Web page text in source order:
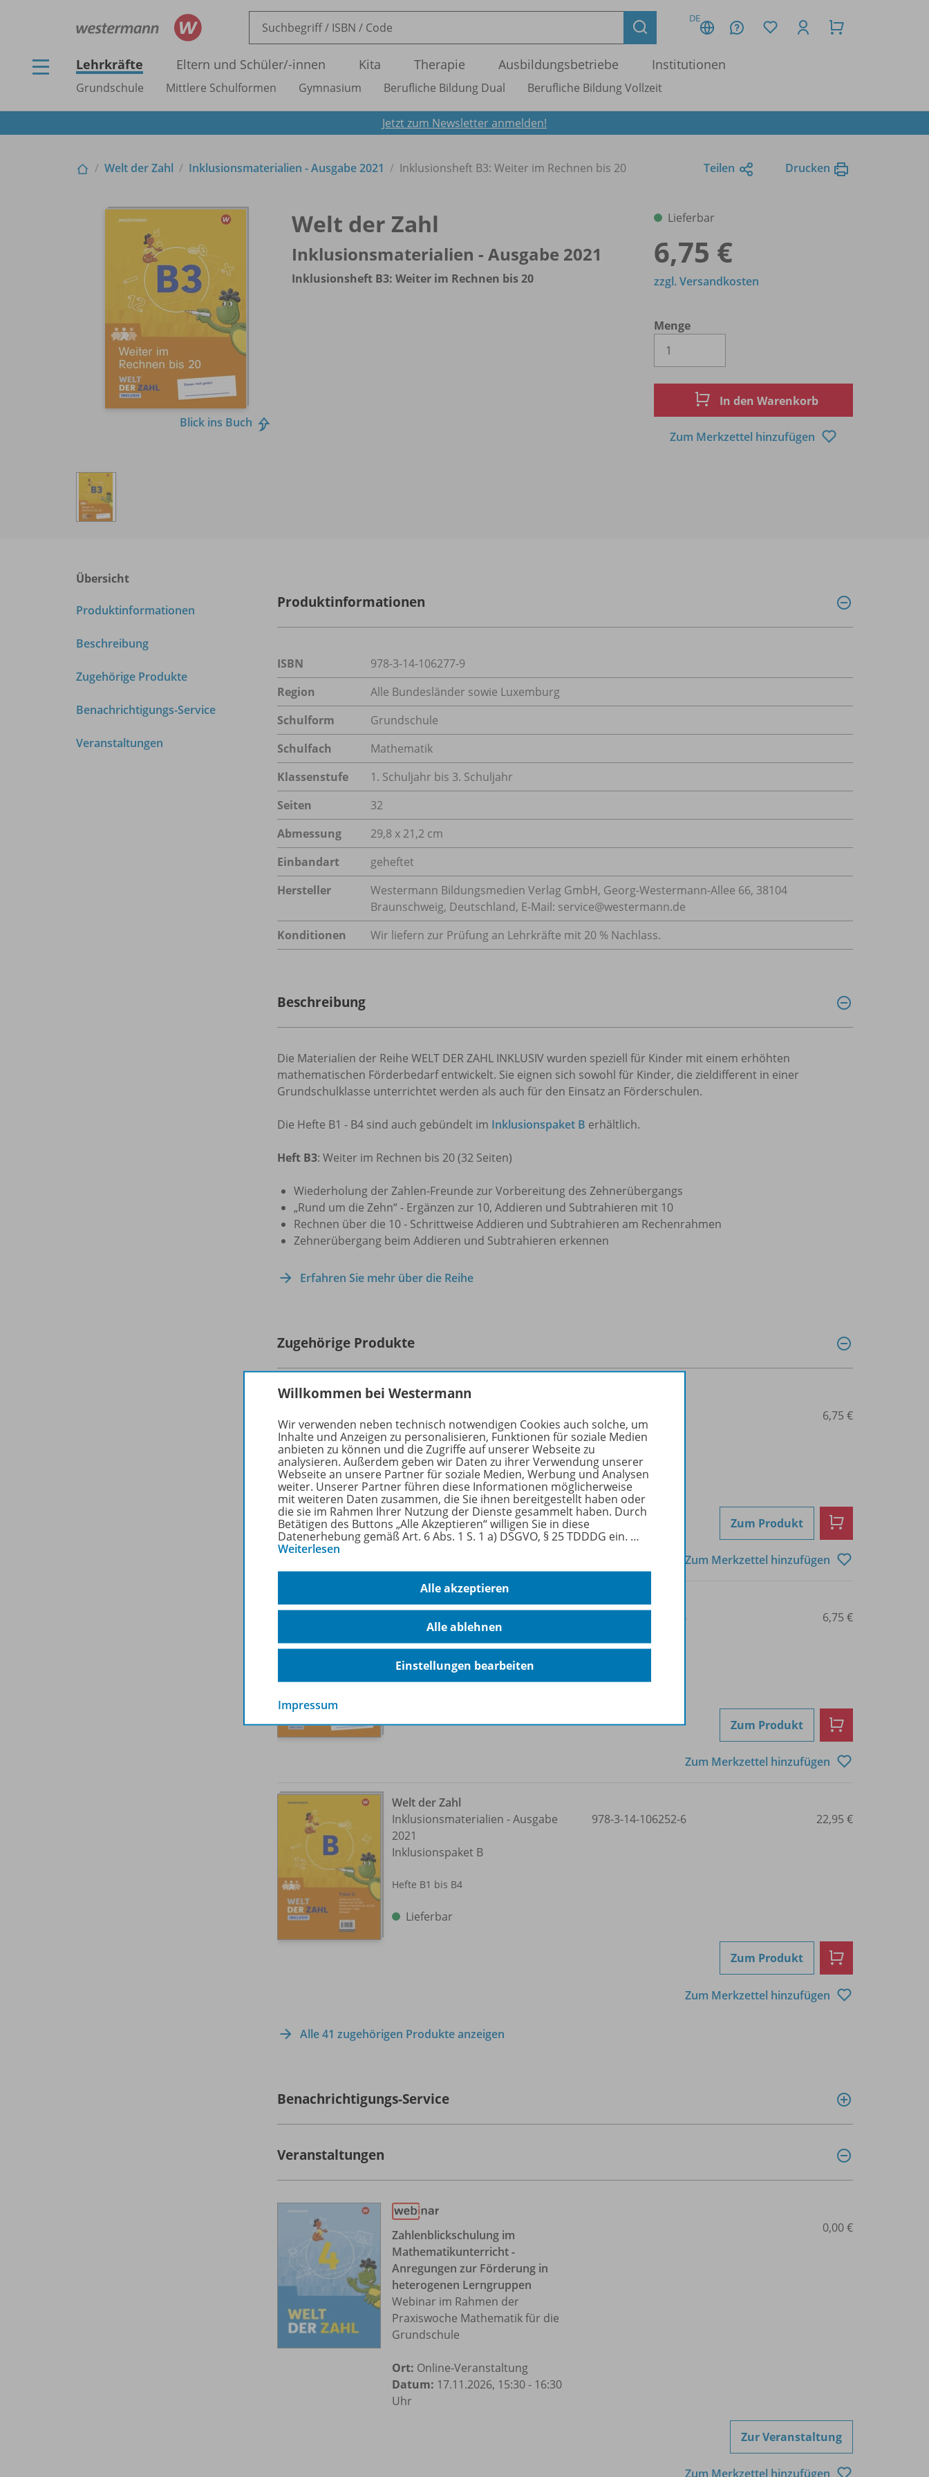
DE
Lehrkräfte Eltern und Schüler/-innen Kita Therapie Ausbildungsbetriebe Institutionen
Grundschule Mittlere Schulformen Gymnasium Berufliche Bildung Dual Berufliche Bildung Vollzeit
Jetzt zum Newsletter anmelden!
Welt der Zahl Inklusionsmaterialien - Ausgabe 2021 Inklusionsheft B3: Weiter im Rechnen bis 20 Teilen Drucken
Blick ins Buch
Welt der Zahl
Inklusionsmaterialien - Ausgabe 2021
Inklusionsheft B3: Weiter im Rechnen bis 20
Lieferbar
6,75 €
Menge
zzgl. Versandkosten
In den Warenkorb
Zum Merkzettel hinzufügen
Übersicht
Produktinformationen
Beschreibung
Zugehörige Produkte
Benachrichtigungs-Service
Veranstaltungen
Produktinformationen
ISBN
978-3-14-106277-9
Region
Alle Bundesländer sowie Luxemburg
Schulform
Grundschule
Schulfach
Mathematik
Klassenstufe
1. Schuljahr bis 3. Schuljahr
Seiten
32
Abmessung
29,8 x 21,2 cm
Einbandart
geheftet
Hersteller
Westermann Bildungsmedien Verlag GmbH, Georg-Westermann-Allee 66, 38104
Braunschweig, Deutschland, E-Mail: service@westermann.de
Konditionen
Wir liefern zur Prüfung an Lehrkräfte mit 20 % Nachlass.
Beschreibung
Die Materialien der Reihe WELT DER ZAHL INKLUSIV wurden speziell für Kinder mit einem erhöhten
mathematischen Förderbedarf entwickelt. Sie eignen sich sowohl für Kinder, die zieldifferent in einer
Grundschulklasse unterrichtet werden als auch für den Einsatz an Förderschulen.
Die Hefte B1 - B4 sind auch gebündelt im Inklusionspaket B erhältlich.
Heft B3: Weiter im Rechnen bis 20 (32 Seiten)
Wiederholung der Zahlen-Freunde zur Vorbereitung des Zehnerübergangs
„Rund um die Zehn“ - Ergänzen zur 10, Addieren und Subtrahieren mit 10
Rechnen über die 10 - Schrittweise Addieren und Subtrahieren am Rechenrahmen
Zehnerübergang beim Addieren und Subtrahieren erkennen
Erfahren Sie mehr über die Reihe
Zugehörige Produkte
Welt der Zahl
2021
Inklusionsheft B2: Rechnen bis 20
Lieferbar
978-3-14-106276-2 6,75 €
Zum Produkt
Zum Merkzettel hinzufügen
Welt der Zahl
Inklusionsheft B4: Geometrie 1
Lieferbar
978-3-14-106278-6 6,75 €
Zum Produkt
Zum Merkzettel hinzufügen
Welt der Zahl
Inklusionsmaterialien - Ausgabe
2021
Inklusionspaket B
Hefte B1 bis B4
Lieferbar
978-3-14-106252-6 22,95 €
Zum Produkt
Zum Merkzettel hinzufügen
Alle 41 zugehörigen Produkte anzeigen
Benachrichtigungs-Service
Veranstaltungen
Zahlenblickschulung im
Mathematikunterricht -
Anregungen zur Förderung in
heterogenen Lerngruppen
Webinar im Rahmen der
Praxiswoche Mathematik für die
Grundschule
Ort: Online-Veranstaltung
Datum: 17.11.2026, 15:30 - 16:30
Uhr
0,00 €
Zur Veranstaltung
Zum Merkzettel hinzufügen
Willkommen bei Westermann
Wir verwenden neben technisch notwendigen Cookies auch solche, um
Inhalte und Anzeigen zu personalisieren, Funktionen für soziale Medien
anbieten zu können und die Zugriffe auf unserer Webseite zu
analysieren. Außerdem geben wir Daten zu ihrer Verwendung unserer
Webseite an unsere Partner für soziale Medien, Werbung und Analysen
weiter. Unserer Partner führen diese Informationen möglicherweise
mit weiteren Daten zusammen, die Sie ihnen bereitgestellt haben oder
die sie im Rahmen Ihrer Nutzung der Dienste gesammelt haben. Durch
Betätigen des Buttons „Alle Akzeptieren“ willigen Sie in diese
Datenerhebung gemäß Art. 6 Abs. 1 S. 1 a) DSGVO, § 25 TDDDG ein. …
Weiterlesen
Alle akzeptieren
Alle ablehnen
Einstellungen bearbeiten
Impressum